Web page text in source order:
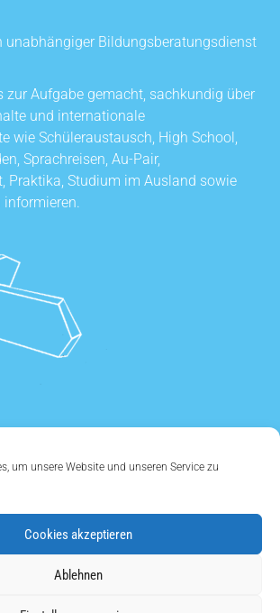
um unsere Website und unseren Service zu
Cookies akzeptieren
Ablehnen
unabhängiger Bildungsberatungsdienst
zur Aufgabe gemacht, sachkundig über
und internationale
wie Schüleraustausch, High School,
Sprachreisen, Au-Pair,
Praktika, Studium im Ausland sowie
informieren.